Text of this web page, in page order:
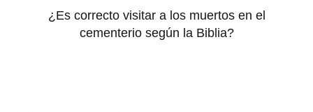
¿Es correcto visitar a los muertos en el
cementerio según la Biblia?